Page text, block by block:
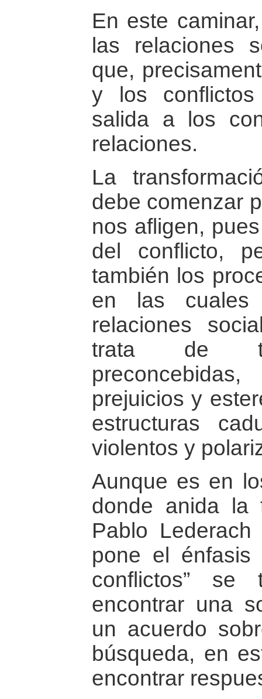
En este
las relaciones
que,
y los
salida a los
relaciones.
La
debe comenzar
nos afligen,
del conflicto,
también los
en las cuales
relaciones
trata de
preconcebidas,
prejuicios y
estructuras
violentos y
Aunque es en
donde anida la
Pablo
pone el énfasis
conflictos” se
encontrar una
un acuerdo
búsqueda, en
encontrar